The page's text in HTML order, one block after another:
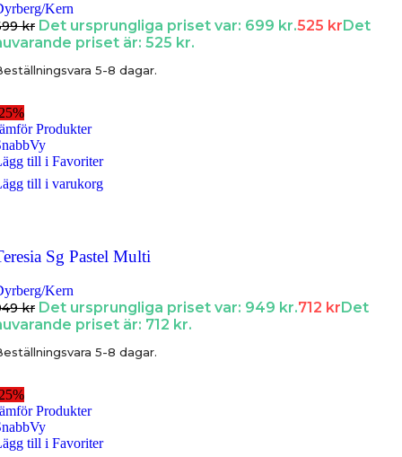
Kern
kr Det ursprungliga priset var: 699 kr.525 krDet
priset är: 525 kr.
5-8 dagar.
Produkter
till i Favoriter
till i varukorg
Sg Pastel Multi
Kern
kr Det ursprungliga priset var: 949 kr.712 kr Det
priset är: 712 kr.
5-8 dagar.
Produkter
till i Favoriter